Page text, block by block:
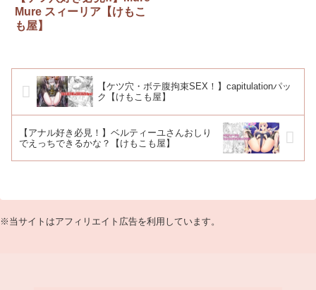
Mure スィーリア【けもこ
も屋】
【ケツ穴・ボテ腹拘束SEX！】capitulationパッ
ク【けもこも屋】
【アナル好き必見！】ベルティーユさんおしり
でえっちできるかな？【けもこも屋】
※当サイトはアフィリエイト広告を利用しています。